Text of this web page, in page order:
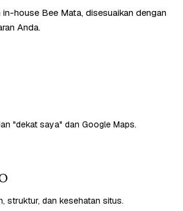
house Bee Mata, disesuaikan dengan
Anda.
"dekat saya" dan Google Maps.
struktur, dan kesehatan situs.